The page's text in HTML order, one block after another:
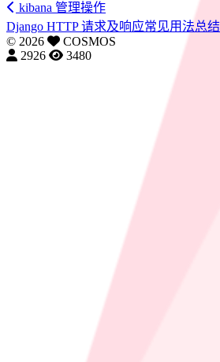
kibana 管理操作
Django HTTP 请求及响应常见用法总结
© 2026
COSMOS
2926
3480